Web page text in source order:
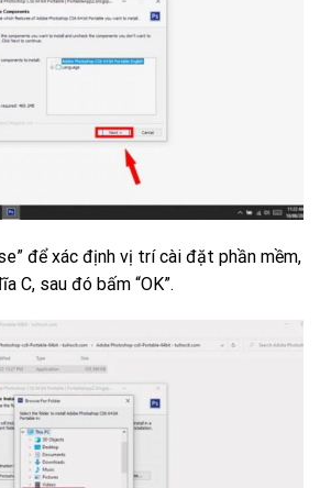
để xác định vị trí cài đặt phần mềm,
C, sau đó bấm “OK”.